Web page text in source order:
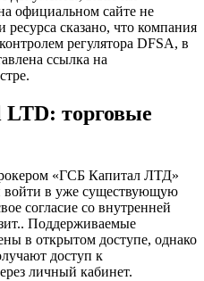
официальном сайте не
сказано, что компания
регулятора DFSA, в
ссылка на
торговые
«ГСБ Капитал ЛТД»
войти в уже существующую
согласие со внутренней
Поддерживаемые
в открытом доступе, однако
доступ к
личный кабинет.